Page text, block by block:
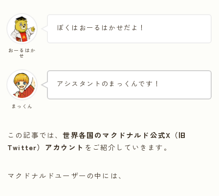
おーるはか
せ
ぼくはおーるはかせだよ！
まっくん
アシスタントのまっくんです！
この記事では、世界各国のマクドナルド公式X（旧
Twitter）アカウント をご紹介していきます。
マクドナルドユーザーの中には、